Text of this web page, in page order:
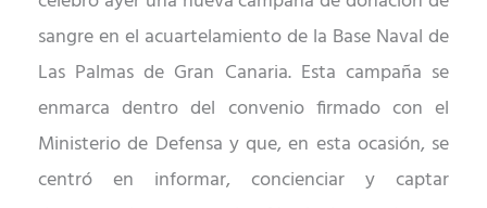
sangre en el acuartelamiento de la Base Naval de
Las Palmas de Gran Canaria. Esta campaña se
enmarca dentro del convenio firmado con el
Ministerio de Defensa y que, en esta ocasión, se
centró en informar, concienciar y captar